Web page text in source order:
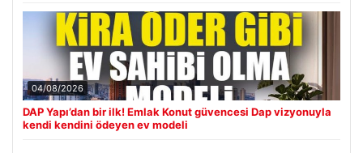
04/08/2026
DAP Yapı’dan bir ilk! Emlak Konut güvencesi Dap vizyonuyla
kendi kendini ödeyen ev modeli